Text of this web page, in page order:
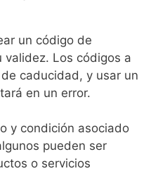
un código de
validez. Los códigos a
caducidad, y usar un
en un error.
y condición asociado
pueden ser
o servicios